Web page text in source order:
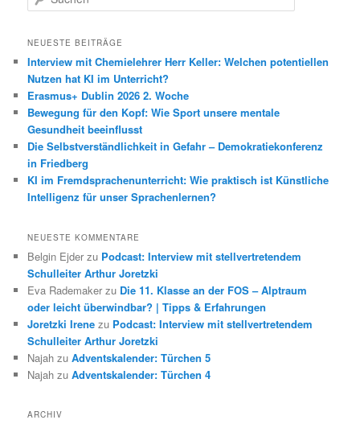
u
h
n
NEUESTE BEITRÄGE
Interview mit Chemielehrer Herr Keller: Welchen potentiellen
Nutzen hat KI im Unterricht?
Erasmus+ Dublin 2026 2. Woche
Bewegung für den Kopf: Wie Sport unsere mentale
Gesundheit beeinflusst
Die Selbstverständlichkeit in Gefahr – Demokratiekonferenz
in Friedberg
KI im Fremdsprachenunterricht: Wie praktisch ist Künstliche
Intelligenz für unser Sprachenlernen?
NEUESTE KOMMENTARE
Belgin Ejder zu Podcast: Interview mit stellvertretendem
Schulleiter Arthur Joretzki
Eva Rademaker zu Die 11. Klasse an der FOS – Alptraum
oder leicht überwindbar? | Tipps & Erfahrungen
Joretzki Irene zu Podcast: Interview mit stellvertretendem
Schulleiter Arthur Joretzki
Najah zuAdventskalender: Türchen 5
Najah zuAdventskalender: Türchen 4
ARCHIV